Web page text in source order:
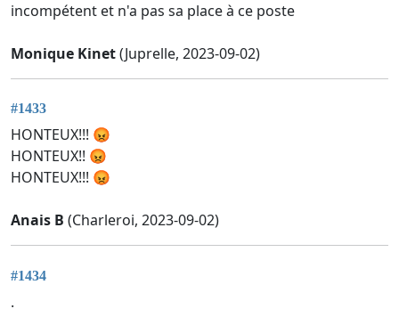
incompétent et n'a pas sa place à ce poste
Monique Kinet(Juprelle, 2023-09-02)
#1433
HONTEUX!!! 😡
HONTEUX!! 😡
HONTEUX!!! 😡
Anais B (Charleroi, 2023-09-02)
#1434
.